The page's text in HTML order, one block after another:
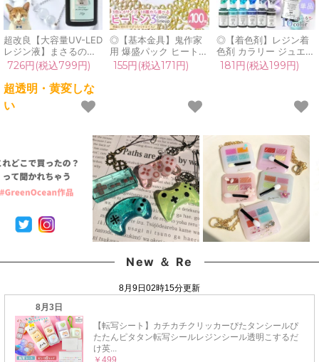
超改良【大容量UV-LED
レジン液】まさるの涙
ver.03 超透明 70g 初心
者 作家 コーティング
ハード 黄変しない 高品
質 クリア 猫 UVレジン
液 安い おすすめ
726円(税込799円)
超透明・黄変しな
い
◎【基本金具】鬼作家
用 爆盛パック ヒートン
100個セット きれいめ
ゴールド シルバー 大容
UVレジン クラフト ハ
155円(税込171円)
◎【着色剤】レジン着
色剤 カラリー ジュエリ
ーウォーターカラー 単
品 レジン着色料 定番
GreenOceanオリジナ
181円(税込199円)
New ＆ Re